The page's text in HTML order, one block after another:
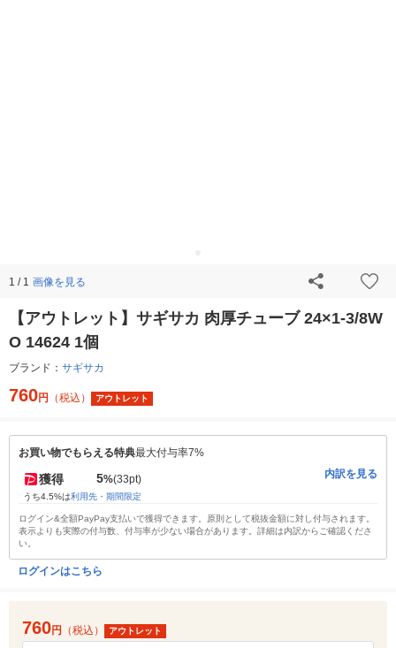
1 / 1 画像を見る
【アウトレット】サギサカ 肉厚チューブ 24×1-3/8W
O 14624 1個
ブランド： サギサカ
760円 （税込） アウトレット
お買い物でもらえる特典最大付与率7%
獲得 5%(33pt)
うち4.5%は利用先・期間限定
内訳を見る
ログイン&全額PayPay支払いで獲得できます。原則として税抜金額に対し付与されます。
表示よりも実際の付与数、付与率が少ない場合があります。詳細は内訳からご確認くださ
い。
ログインはこちら
760円 （税込） アウトレット